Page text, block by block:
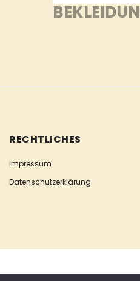
RECHTLICHES
Impressum
Datenschutzerklärung